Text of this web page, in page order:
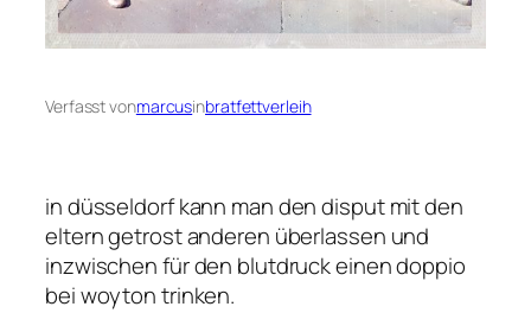
Verfasst vonmarcusinbratfettverleih
in düsseldorf kann man den disput mit den
eltern getrost anderen überlassen und
inzwischen für den blutdruck einen doppio
bei woyton trinken.